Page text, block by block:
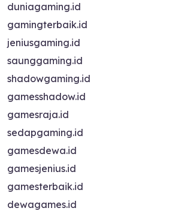
duniagaming.id
gamingterbaik.id
jeniusgaming.id
saunggaming.id
shadowgaming.id
gamesshadow.id
gamesraja.id
sedapgaming.id
gamesdewa.id
gamesjenius.id
gamesterbaik.id
dewagames.id